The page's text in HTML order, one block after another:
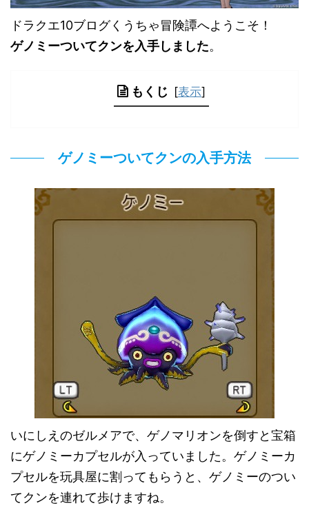
ドラクエ10ブログくうちゃ冒険譚へようこそ！
ゲノミーついてクンを入手しました。
もくじ [表示]
ゲノミーついてクンの入手方法
いにしえのゼルメアで、ゲノマリオンを倒すと宝箱
にゲノミーカプセルが入っていました。ゲノミーカ
プセルを玩具屋に割ってもらうと、ゲノミーのつい
てクンを連れて歩けますね。